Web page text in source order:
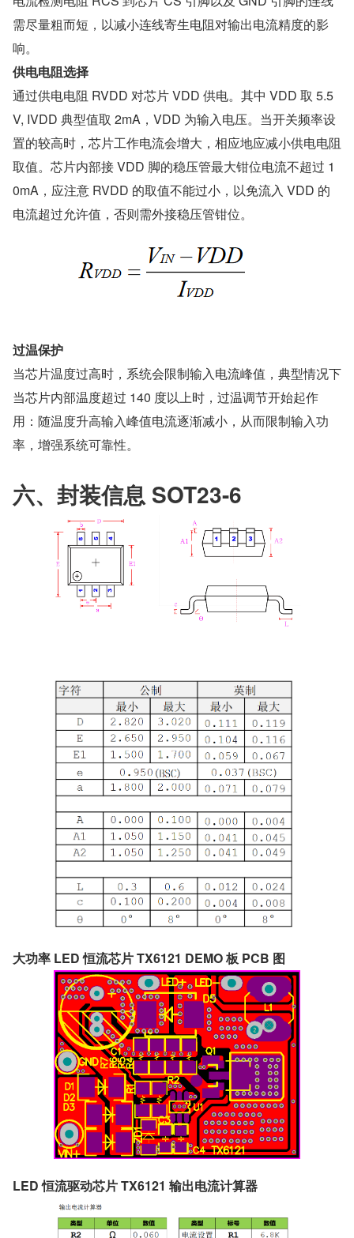
需尽量粗而短，以减小连线寄生电阻对输出电流精度的影
响。
供电电阻选择
通过供电电阻 RVDD 对芯片 VDD 供电。其中 VDD 取 5.5
V, IVDD 典型值取 2mA，VDD 为输入电压。当开关频率设
置的较高时，芯片工作电流会增大，相应地应减小供电电阻
取值。芯片内部接 VDD 脚的稳压管最大钳位电流不超过 1
0mA，应注意 RVDD 的取值不能过小，以免流入 VDD 的
电流超过允许值，否则需外接稳压管钳位。
过温保护
当芯片温度过高时，系统会限制输入电流峰值，典型情况下
当芯片内部温度超过 140 度以上时，过温调节开始起作
用：随温度升高输入峰值电流逐渐减小，从而限制输入功
率，增强系统可靠性。
六、封装信息 SOT23-6
大功率 LED 恒流芯片 TX6121 DEMO 板 PCB 图
LED 恒流驱动芯片 TX6121 输出电流计算器